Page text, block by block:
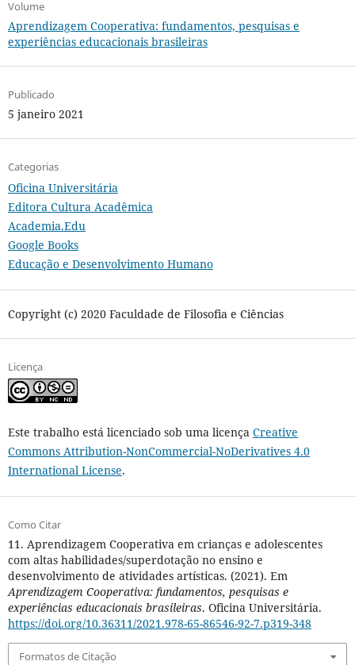
Volume
Aprendizagem Cooperativa: fundamentos, pesquisas e
experiências educacionais brasileiras
Publicado
5 janeiro 2021
Categorias
Oficina Universitária
Editora Cultura Acadêmica
Academia.Edu
Google Books
Educação e Desenvolvimento Humano
Copyright (c) 2020 Faculdade de Filosofia e Ciências
Licença
Este trabalho está licenciado sob uma licença Creative
Commons Attribution-NonCommercial-NoDerivatives 4.0
International License.
Como Citar
11. Aprendizagem Cooperativa em crianças e adolescentes
com altas habilidades/superdotação no ensino e
desenvolvimento de atividades artísticas. (2021). Em
Aprendizagem Cooperativa: fundamentos, pesquisas e
experiências educacionais brasileiras. Oficina Universitária.
https://doi.org/10.36311/2021.978-65-86546-92-7.p319-348
Formatos de Citação